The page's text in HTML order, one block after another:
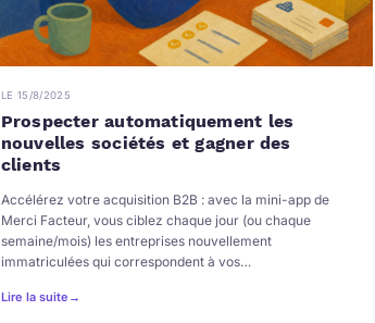
LE 15/8/2025
Prospecter automatiquement les
nouvelles sociétés et gagner des
clients
Accélérez votre acquisition B2B : avec la mini-app de
Merci Facteur, vous ciblez chaque jour (ou chaque
semaine/mois) les entreprises nouvellement
immatriculées qui correspondent à vos…
Lire la suite →